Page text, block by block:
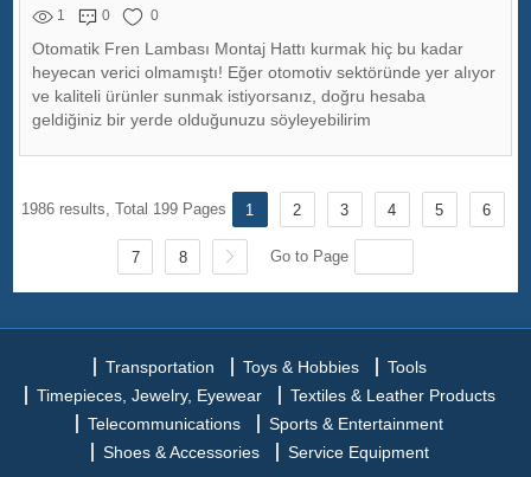
1 0 0
Otomatik Fren Lambası Montaj Hattı kurmak hiç bu kadar
heyecan verici olmamıştı! Eğer otomotiv sektöründe yer alıyor
ve kaliteli ürünler sunmak istiyorsanız, doğru hesaba
geldiğiniz bir yerde olduğunuzu söyleyebilirim
1986 results, Total 199 Pages 1 2 3 4 5 6
7 8 Go to Page
Transportation Toys & Hobbies
Tools
Timepieces, Jewelry, Eyewear
Textiles & Leather Products
Telecommunications
Sports & Entertainment
Shoes & Accessories
Service Equipment